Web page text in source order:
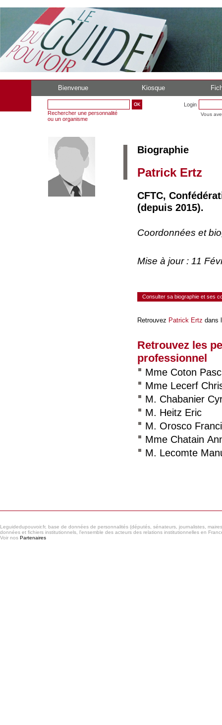
Bienvenue Kiosque
Rechercher une personnalité
ou un organisme
Login
Vous
Biographie
Patrick Ertz
CFTC,
(depuis 2015).
Coordonnées et
Mise à jour : 11
Consulter sa biographie et ses
Retrouvez Patrick Ertz dans
Retrouvez les
professionnel
Mme Coton
Mme Lecerf
M. Chabanier
M. Heitz Eric
M. Orosco
Mme Chatain
M. Lecomte
Leguidedupouvoir.fr, base de données de personnalités (députés, sénateurs, journalistes,
données et fichiers institutionnels, l'ensemble des acteurs des relations institutionnelles en
Voir nos Partenaires